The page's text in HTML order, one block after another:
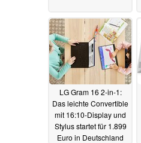
LG Gram 16 2-in-1:
Das leichte Convertible
mit 16:10-Display und
Stylus startet für 1.899
Euro in Deutschland